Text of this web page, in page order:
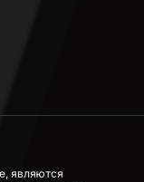
являются